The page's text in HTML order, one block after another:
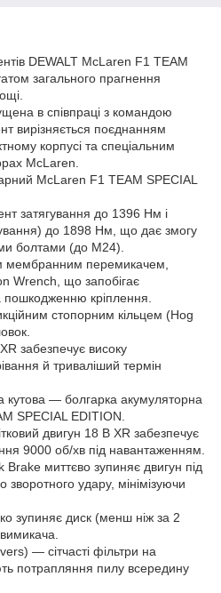
DEWALT McLaren F1 TEAM
загального прагнення
в співпраці з командою
вирізняється поєднанням
корпусі та спеціальним
McLaren.
McLaren F1 TEAM SPECIAL
затягування до 1396 Нм і
до 1898 Нм, що дає змогу
болтами (до M24).
перемикачем,
Wrench, що запобігає
пошкодженню кріплення.
стопорним кільцем (Hog
забезпечує високу
й триваліший термін
— болгарка акумуляторна
SPECIAL EDITION.
двигун 18 В XR забезпечує
9000 об/хв під навантаженням.
миттєво зупиняє двигун під
удару, мінімізуючи
зупиняє диск (менш ніж за 2
— сітчасті фільтри на
потрапляння пилу всередину